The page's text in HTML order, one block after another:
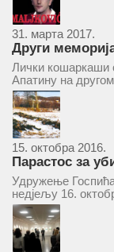
31. марта 2017.
Други
Маљковић
Лички кошаркаши
Апатину на
„Милан Маљковић
учествоваће
комбинована
15. октобра 2016.
Парастос за
Удружење
недјељу 16.
у цркву Светог
1), гдје ће бити